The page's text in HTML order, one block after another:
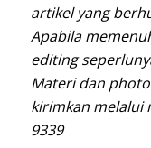
artikel yang
Apabila
editing
Materi dan
kirimkan melalui
9339